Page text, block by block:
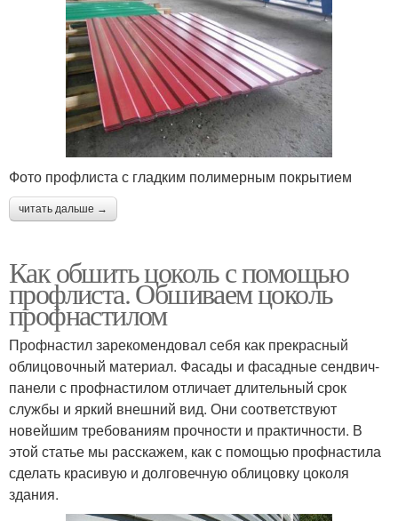
Фото профлиста с гладким полимерным покрытием
читать дальше →
Как обшить цоколь с помощью
профлиста. Обшиваем цоколь
профнастилом
Профнастил зарекомендовал себя как прекрасный
облицовочный материал. Фасады и фасадные сендвич-
панели с профнастилом отличает длительный срок
службы и яркий внешний вид. Они соответствуют
новейшим требованиям прочности и практичности. В
этой статье мы расскажем, как с помощью профнастила
сделать красивую и долговечную облицовку цоколя
здания.